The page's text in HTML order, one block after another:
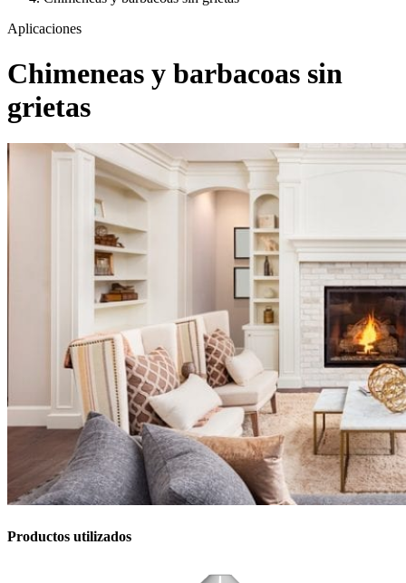
Aplicaciones
Chimeneas y barbacoas sin
grietas
Productos utilizados